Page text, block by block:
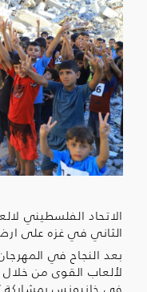
الاتحاد الفلسطيني
الثاني في غزه على
بعد النجاح في
لألعاب القوى من خلال